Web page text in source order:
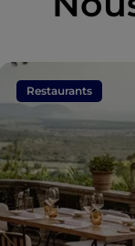
Restaurants